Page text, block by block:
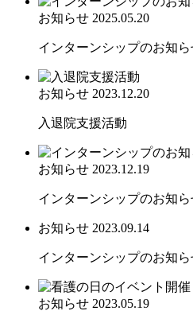
お知らせ 2025.05.20
インターンシップのお知ら
お知らせ 2023.12.20
入退院支援活動
お知らせ 2023.12.19
インターンシップのお知ら
お知らせ 2023.09.14
インターンシップのお知ら
お知らせ 2023.05.19